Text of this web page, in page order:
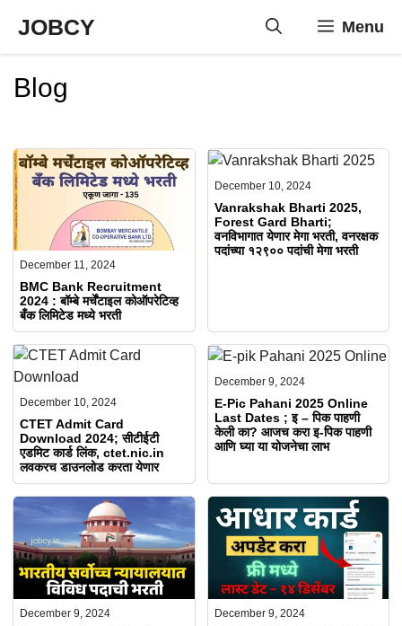
content
JOBCY Menu
Blog
December 11, 2024
BMC Bank Recruitment
2024 : बॉम्बे मर्चेंटाइल कोऑपरेटिव्ह
बँक लिमिटेड मध्ये भरती
December 10, 2024
Vanrakshak Bharti 2025,
Forest Gard Bharti;
वनविभागात येणार मेगा भरती, वनरक्षक
पदांच्या १२९०० पदांची मेगा भरती
December 10, 2024
CTET Admit Card
Download 2024; सीटीईटी
एडमिट कार्ड लिंक, ctet.nic.in
लवकरच डाउनलोड करता येणार
December 9, 2024
E-Pic Pahani 2025 Online
Last Dates ; इ – पिक पाहणी
केली का? आजच करा इ-पिक पाहणी
आणि घ्या या योजनेचा लाभ
December 9, 2024 December 9, 2024